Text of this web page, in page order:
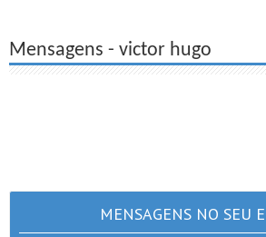
Mensagens - victor hugo
MENSAGENS NO SEU